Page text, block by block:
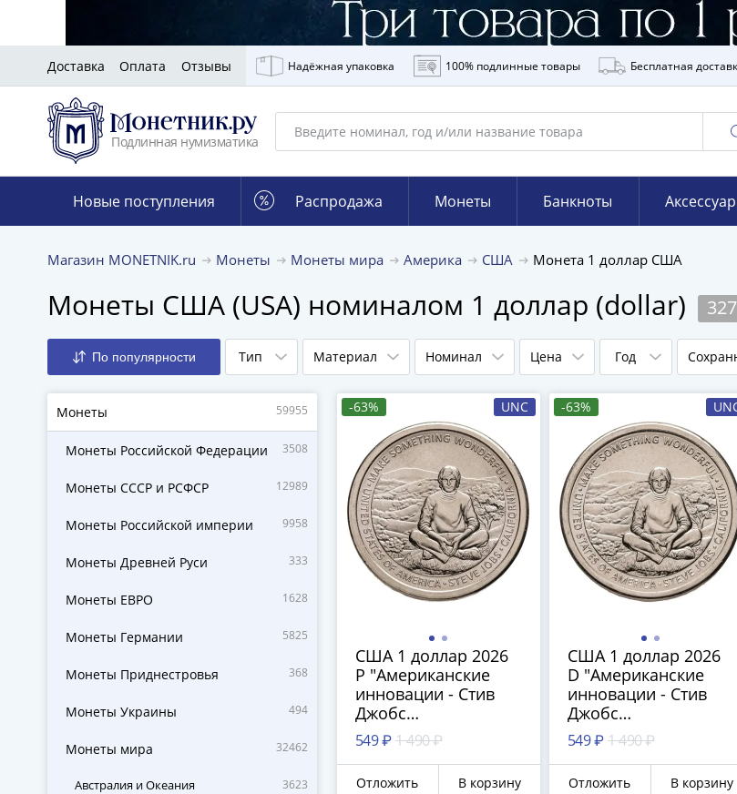
Доставка Оплата Отзывы Надёжная упаковка 100% подлинные товары Бесплатная
Подлинная нумизматика
Новые поступления Распродажа Монеты Банкноты
Магазин MONETNIK.ru Монеты Монеты мира Америка США Монета 1 доллар США
Монеты США (USA) номиналом 1 доллар (dollar)
По популярности Тип Материал Номинал Цена Год
Монеты 59955
Монеты Российской Федерации 3508
Монеты СССР и РСФСР 12989
Монеты Российской империи 9958
Монеты Древней Руси 333
Монеты ЕВРО 1628
Монеты Германии 5825
Монеты Приднестровья 368
Монеты Украины 494
Монеты мира 32462
Австралия и Океания 3623
-63% UNC
США 1 доллар 2026
P "Американские
инновации - Стив
Джобс
(Калифорния)"
549 ₽ 1 490 ₽
Отложить В корзину
-63%
США 1 доллар 2026
D "Американские
инновации - Стив
Джобс
(Калифорния)"
549 ₽ 1 490 ₽
Отложить В корзину